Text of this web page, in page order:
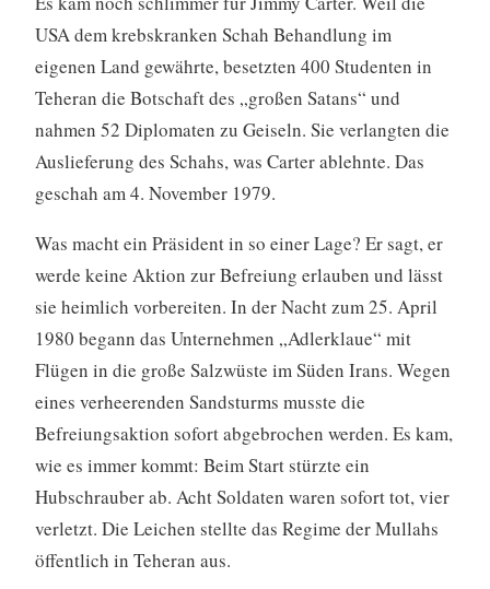
USA dem krebskranken Schah Behandlung im
eigenen Land gewährte, besetzten 400 Studenten in
Teheran die Botschaft des „großen Satans“ und
nahmen 52 Diplomaten zu Geiseln. Sie verlangten die
Auslieferung des Schahs, was Carter ablehnte. Das
geschah am 4. November 1979.
Was macht ein Präsident in so einer Lage? Er sagt, er
werde keine Aktion zur Befreiung erlauben und lässt
sie heimlich vorbereiten. In der Nacht zum 25. April
1980 begann das Unternehmen „Adlerklaue“ mit
Flügen in die große Salzwüste im Süden Irans. Wegen
eines verheerenden Sandsturms musste die
Befreiungsaktion sofort abgebrochen werden. Es kam,
wie es immer kommt: Beim Start stürzte ein
Hubschrauber ab. Acht Soldaten waren sofort tot, vier
verletzt. Die Leichen stellte das Regime der Mullahs
öffentlich in Teheran aus.